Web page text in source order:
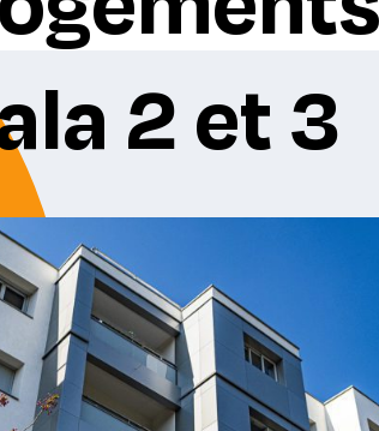
2 et 3